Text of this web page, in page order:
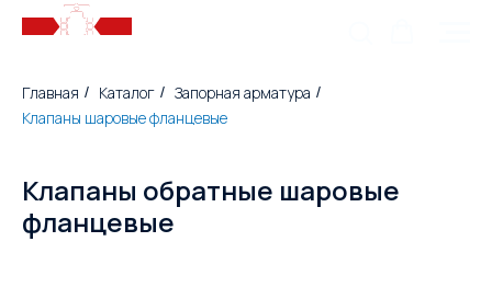
Главная / Каталог / Запорная арматура /
Клапаны шаровые фланцевые
Клапаны обратные шаровые
фланцевые